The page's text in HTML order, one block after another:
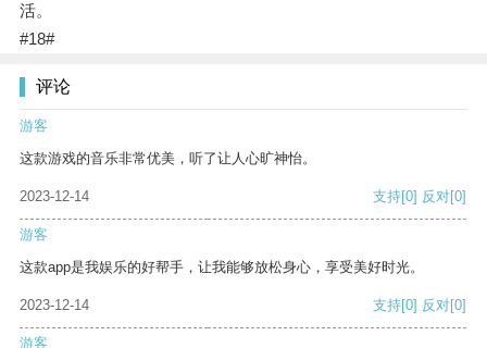
活。
#18#
评论
游客
这款游戏的音乐非常优美，听了让人心旷神怡。
2023-12-14 支持[0] 反对[0]
游客
这款app是我娱乐的好帮手，让我能够放松身心，享受美好时光。
2023-12-14 支持[0] 反对[0]
游客